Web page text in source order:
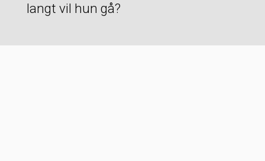
langt vil hun gå?